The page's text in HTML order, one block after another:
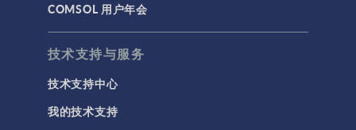
COMSOL 用户年会
技术支持与服务
技术支持中心
我的技术支持